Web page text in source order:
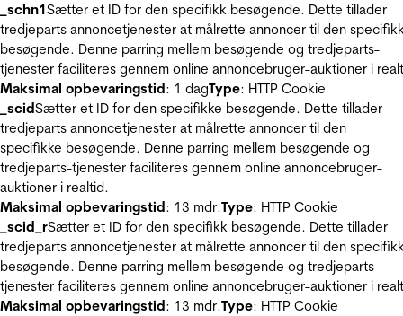
_schn1Sætter et ID for den specifikk besøgende. Dette tillader
tredjeparts annoncetjenester at målrette annoncer til den
besøgende. Denne parring mellem besøgende og tredjeparts-
tjenester faciliteres gennem online annoncebruger-auktioner i
Maksimal opbevaringstid: 1 dagType: HTTP Cookie
_scidSætter et ID for den specifikke besøgende. Dette tillader
tredjeparts annoncetjenester at målrette annoncer til den
specifikke besøgende. Denne parring mellem besøgende og
tredjeparts-tjenester faciliteres gennem online annoncebruger-
auktioner i realtid.
Maksimal opbevaringstid: 13 mdr.Type: HTTP Cookie
_scid_rSætter et ID for den specifikk besøgende. Dette tillader
tredjeparts annoncetjenester at målrette annoncer til den
besøgende. Denne parring mellem besøgende og tredjeparts-
tjenester faciliteres gennem online annoncebruger-auktioner i
Maksimal opbevaringstid: 13 mdr.Type: HTTP Cookie